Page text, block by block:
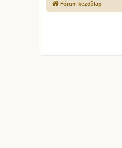
Fórum kezdőlap